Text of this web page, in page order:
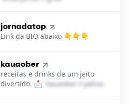
6.
jornadatop
Link da BIO abaixo 👇👇👇
7.
kauaober
receitas e drinks de um jeito
divertido. 📩 k​a​u​a​o​b​e​r​ yahoo․cοm